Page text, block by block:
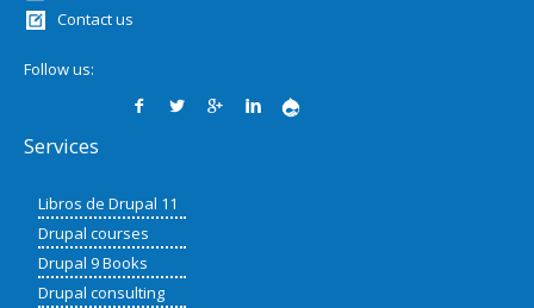
Contact us
Follow us:
Services
Libros de Drupal 11
Drupal courses
Drupal 9 Books
Drupal consulting